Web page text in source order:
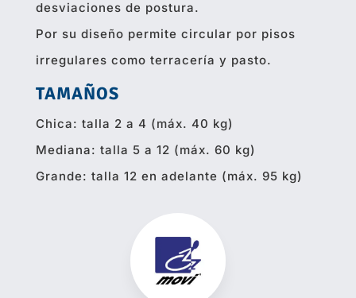
desviaciones de postura.
Por su diseño permite circular por pisos
irregulares como terracería y pasto.
TAMAÑOS
Chica: talla 2 a 4 (máx. 40 kg)
Mediana: talla 5 a 12 (máx. 60 kg)
Grande: talla 12 en adelante (máx. 95 kg)